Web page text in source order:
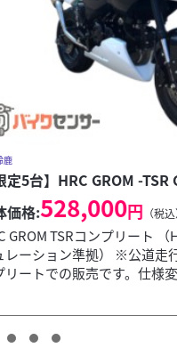
瞬間に価値へ変わ
マフラー※車検不適合
◇フェンダーレス ◇エ
COMPLETE-
）
GROM Cup レ
行はできません。 ※コ
...